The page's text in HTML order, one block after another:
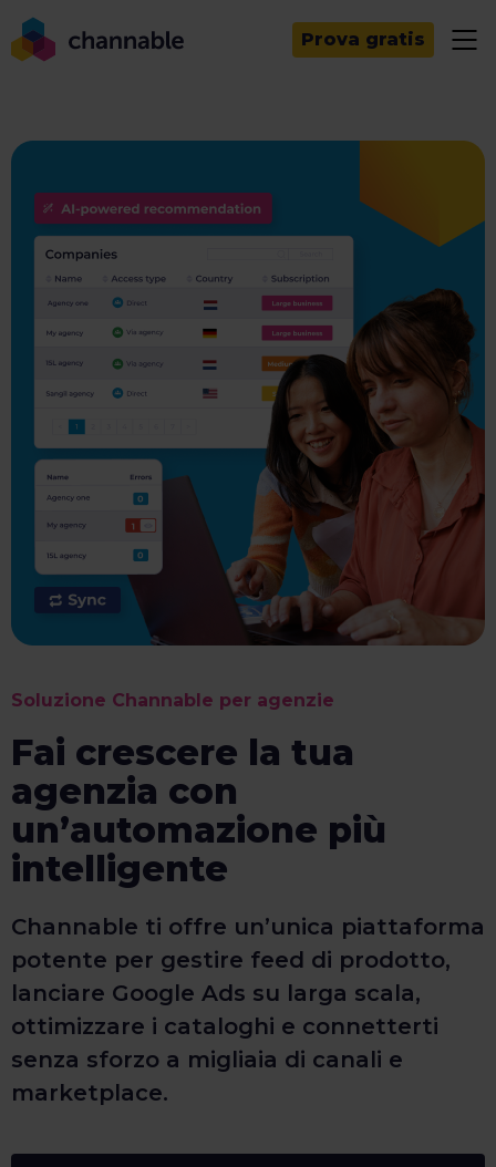
Prova gratis
Soluzione Channable per agenzie
Fai crescere la tua
agenzia con
un’automazione più
intelligente
Channable ti offre un’unica piattaforma
potente per gestire feed di prodotto,
lanciare Google Ads su larga scala,
ottimizzare i cataloghi e connetterti
senza sforzo a migliaia di canali e
marketplace.